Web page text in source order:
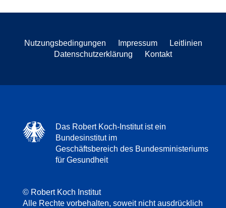
Nutzungsbedingungen Impressum
Leitlinien
Datenschutzerklärung
Kontakt
Das Robert Koch-Institut ist ein
Bundesinstitut im
Geschäftsbereich des Bundesministeriums
für Gesundheit
© Robert Koch Institut
Alle Rechte vorbehalten, soweit nicht ausdrücklich